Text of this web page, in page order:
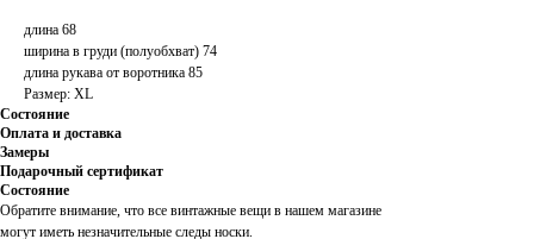
длина 68
ширина в груди (полуобхват) 74
длина рукава от воротника 85
Размер: XL
Состояние
Оплата и доставка
Замеры
Подарочный сертификат
Состояние
Обратите внимание, что все винтажные вещи в нашем магазине
могут иметь незначительные следы носки.